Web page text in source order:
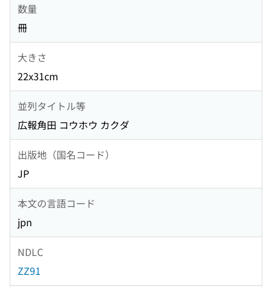
数量
冊
大きさ
22x31cm
並列タイトル等
広報角田 コウホウ カクダ
出版地（国名コード）
JP
本文の言語コード
jpn
NDLC
ZZ91